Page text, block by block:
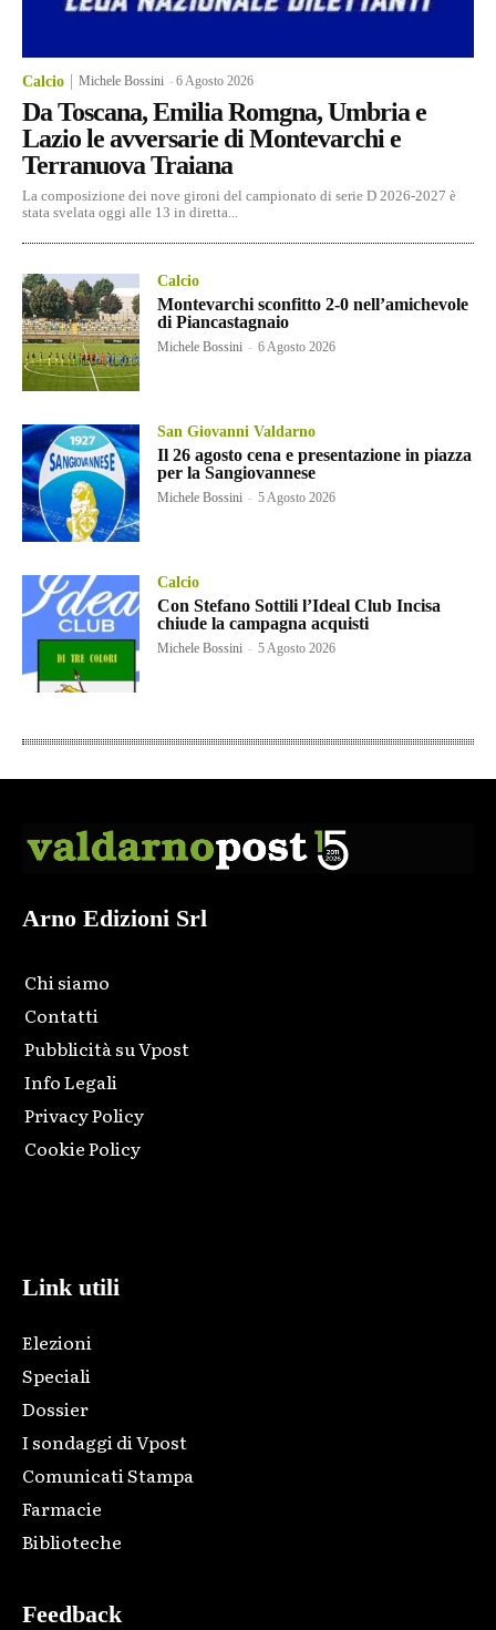
Calcio Michele Bossini -6 Agosto 2026
Da Toscana, Emilia Romgna, Umbria e
Lazio le avversarie di Montevarchi e
Terranuova Traiana
La composizione dei nove gironi del campionato di serie D 2026-2027 è
stata svelata oggi alle 13 in diretta...
Calcio
Montevarchi sconfitto 2-0 nell’amichevole
di Piancastagnaio
Michele Bossini - 6 Agosto 2026
San Giovanni Valdarno
Il 26 agosto cena e presentazione in piazza
per la Sangiovannese
Michele Bossini - 5 Agosto 2026
Calcio
Con Stefano Sottili l’Ideal Club Incisa
chiude la campagna acquisti
Michele Bossini - 5 Agosto 2026
Arno Edizioni Srl
Chi siamo
Contatti
Pubblicità su Vpost
Info Legali
Privacy Policy
Cookie Policy
Link utili
Elezioni
Speciali
Dossier
I sondaggi di Vpost
Comunicati Stampa
Farmacie
Biblioteche
Feedback